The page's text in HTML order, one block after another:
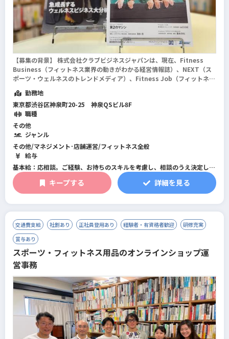
【募集の背景】 株式会社クラブビジネスジャパンは、現在、Fitness
Business（フィットネス業界の動きがわかる経営情報誌）、NEXT（ス
ポーツ・ウェルネスのトレンドメディア）、Fitness Job（フィットネス
イテムの総合...
勤務地
東京都渋谷区神泉町20-25 神泉QSビル8F
職種
その他
ジャンル
その他/マネジメント･店舗運営/フィットネス全般
給与
基本給：応相談。ご経験、お持ちのスキルを考慮し、相談のうえ決定しま
す。
賞与：年2回（5月、12月）。5月は決算賞与がプラスされる場合がありま
す。
定期給与改定：年1回
※試用期間6ヶ月間あり。
※試用期間中は、契約社員として在籍していただきます
キープする 詳細を見る
交通費支給 社割あり 正社員登用あり 経験者・有資格者歓迎
研修充実
賞与あり
スポーツ・フィットネス用品のオンラインショップ運
営事務